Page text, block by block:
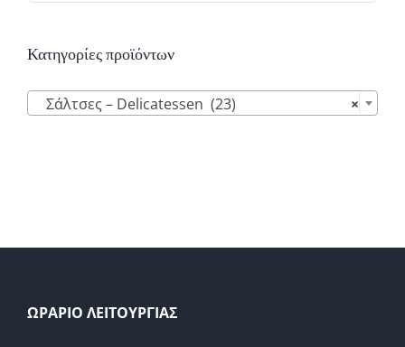
Κατηγορίες προϊόντων
×
Σάλτσες – Delicatessen (23)
ΩΡΑΡΙΟ ΛΕΙΤΟΥΡΓΙΑΣ